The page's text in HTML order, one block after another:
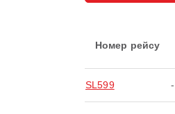
Номер рейсу
SL599 -